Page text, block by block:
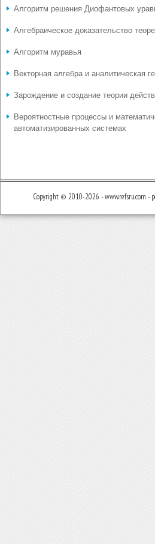
Алгоритм решения Диофантовых
Алгебраическое доказательство
Алгоритм муравья
Векторная алгебра и аналитическая
Зарождение и создание теории
Вероятностные процессы и
автоматизированных системах
Copyright © 2010-2026 - www.refsru.com -